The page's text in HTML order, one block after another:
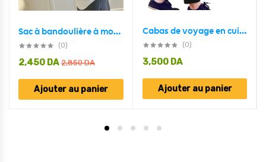
Sac à bandoulière à motif floral avec motif de patch de lettre
(0)
2,850DA
2,450 DA
Ajouter au panier
Cabas de voyage en cuir PU Pour Homme
(0)
3,500 DA
Ajouter au panier